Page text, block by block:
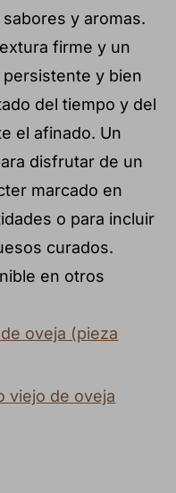
y aromas.
firme y un
y bien
del tiempo y del
el afinado. Un
disfrutar de un
marcado en
o para incluir
curados.
en otros
oveja (pieza
viejo de oveja